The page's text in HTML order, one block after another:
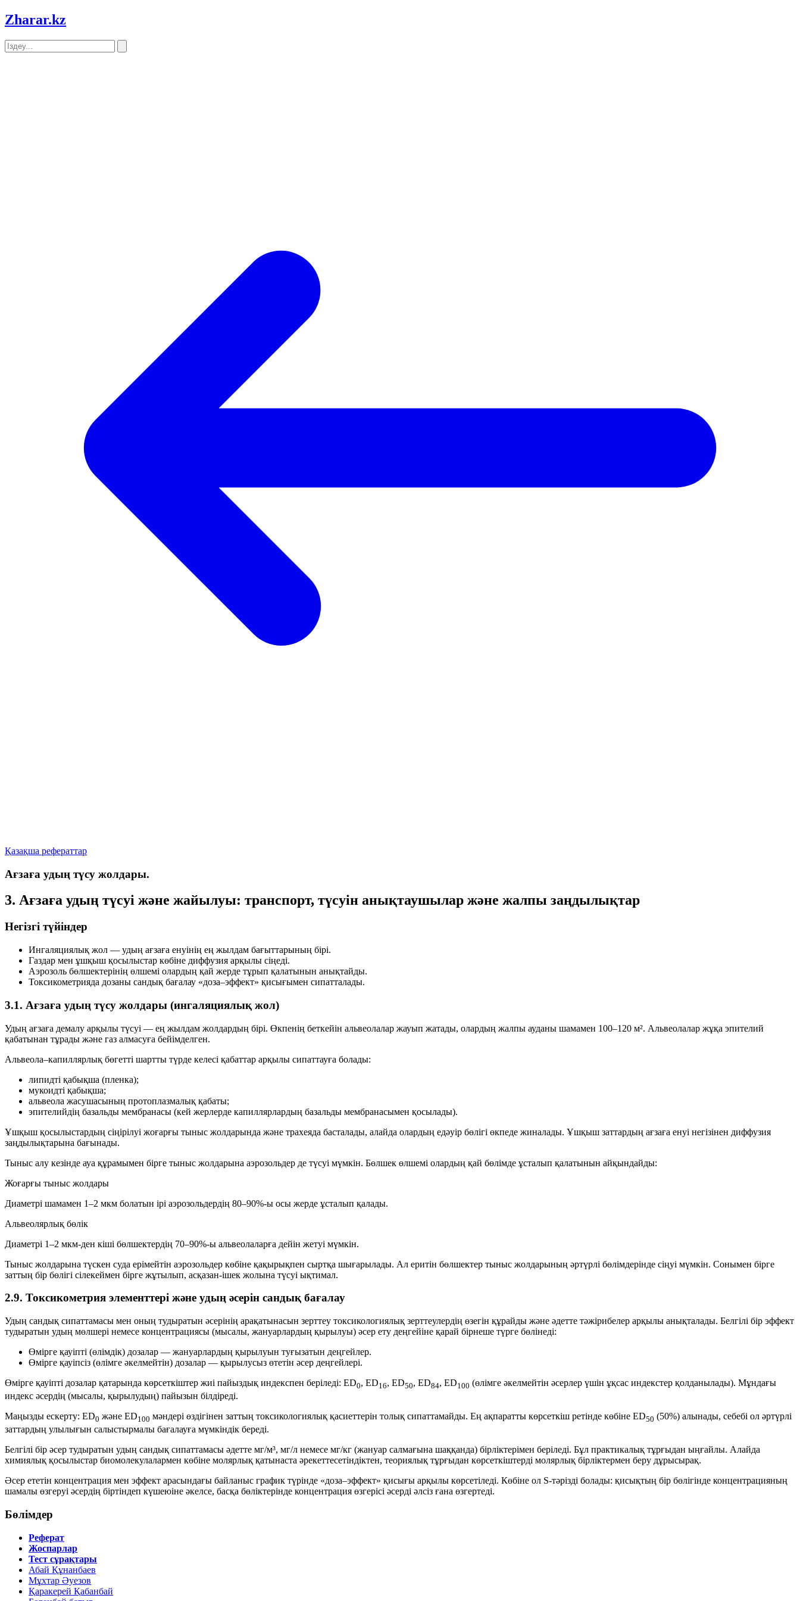
Zharar.kz
Қазақша рефераттар
Ағзаға удың түсу жолдары.
3. Ағзаға удың түсуі және жайылуы: транспорт, түсуін анықтаушылар және жалпы заңдылықтар
Негізгі түйіндер
Ингаляциялық жол — удың ағзаға енуінің ең жылдам бағыттарының бірі.
Газдар мен ұшқыш қосылыстар көбіне диффузия арқылы сіңеді.
Аэрозоль бөлшектерінің өлшемі олардың қай жерде тұрып қалатынын анықтайды.
Токсикометрияда дозаны сандық бағалау «доза–эффект» қисығымен сипатталады.
3.1. Ағзаға удың түсу жолдары (ингаляциялық жол)
Удың ағзаға демалу арқылы түсуі — ең жылдам жолдардың бірі. Өкпенің беткейін альвеолалар жауып жатады, олардың жалпы ауданы шамамен 100–120 м². Альвеолалар жұқа эпителий
қабатынан тұрады және газ алмасуға бейімделген.
Альвеола–капиллярлық бөгетті шартты түрде келесі қабаттар арқылы сипаттауға болады:
липидті қабықша (пленка);
мукоидті қабықша;
альвеола жасушасының протоплазмалық қабаты;
эпителийдің базальды мембранасы (кей жерлерде капиллярлардың базальды мембранасымен қосылады).
Ұшқыш қосылыстардың сіңірілуі жоғарғы тыныс жолдарында және трахеяда басталады, алайда олардың едәуір бөлігі өкпеде жиналады. Ұшқыш заттардың ағзаға енуі негізінен диффузия
заңдылықтарына бағынады.
Тыныс алу кезінде ауа құрамымен бірге тыныс жолдарына аэрозольдер де түсуі мүмкін. Бөлшек өлшемі олардың қай бөлімде ұсталып қалатынын айқындайды:
Жоғарғы тыныс жолдары
Диаметрі шамамен 1–2 мкм болатын ірі аэрозольдердің 80–90%-ы осы жерде ұсталып қалады.
Альвеолярлық бөлік
Диаметрі 1–2 мкм-ден кіші бөлшектердің 70–90%-ы альвеолаларға дейін жетуі мүмкін.
Тыныс жолдарына түскен суда ерімейтін аэрозольдер көбіне қақырықпен сыртқа шығарылады. Ал еритін бөлшектер тыныс жолдарының әртүрлі бөлімдерінде сіңуі мүмкін. Сонымен бірге
заттың бір бөлігі сілекеймен бірге жұтылып, асқазан-ішек жолына түсуі ықтимал.
2.9. Токсикометрия элементтері және удың әсерін сандық бағалау
Удың сандық сипаттамасы мен оның тудыратын әсерінің арақатынасын зерттеу токсикологиялық зерттеулердің өзегін құрайды және әдетте тәжірибелер арқылы анықталады. Белгілі бір эффект
тудыратын удың мөлшері немесе концентрациясы (мысалы, жануарлардың қырылуы) әсер ету деңгейіне қарай бірнеше түрге бөлінеді:
Өмірге қауіпті (өлімдік) дозалар — жануарлардың қырылуын туғызатын деңгейлер.
Өмірге қауіпсіз (өлімге әкелмейтін) дозалар — қырылусыз өтетін әсер деңгейлері.
Өмірге қауіпті дозалар қатарында көрсеткіштер жиі пайыздық индекспен беріледі: ED0, ED16, ED50, ED84, ED100 (өлімге әкелмейтін әсерлер үшін ұқсас индекстер қолданылады). Мұндағы
индекс әсердің (мысалы, қырылудың) пайызын білдіреді.
Маңызды ескерту: ED0 және ED100 мәндері өздігінен заттың токсикологиялық қасиеттерін толық сипаттамайды. Ең ақпаратты көрсеткіш ретінде көбіне ED50 (50%) алынады, себебі ол әртүрлі
заттардың улылығын салыстырмалы бағалауға мүмкіндік береді.
Белгілі бір әсер тудыратын удың сандық сипаттамасы әдетте мг/м³, мг/л немесе мг/кг (жануар салмағына шаққанда) бірліктерімен беріледі. Бұл практикалық тұрғыдан ыңғайлы. Алайда
химиялық қосылыстар биомолекулалармен көбіне молярлық қатынаста әрекеттесетіндіктен, теориялық тұрғыдан көрсеткіштерді молярлық бірліктермен беру дұрысырақ.
Әсер ететін концентрация мен эффект арасындағы байланыс график түрінде «доза–эффект» қисығы арқылы көрсетіледі. Көбіне ол S-тәрізді болады: қисықтың бір бөлігінде концентрацияның
шамалы өзгеруі әсердің біртіндеп күшеюіне әкелсе, басқа бөліктерінде концентрация өзгерісі әсерді әлсіз ғана өзгертеді.
Бөлімдер
Реферат
Жоспарлар
Тест сұрақтары
Абай Құнанбаев
Мұхтар Әуезов
Қаракерей Қабанбай